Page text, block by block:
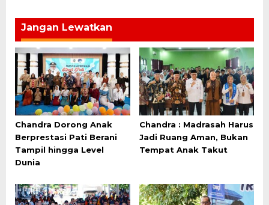
Jangan Lewatkan
Chandra Dorong Anak
Berprestasi Pati Berani
Tampil hingga Level
Dunia
Chandra : Madrasah Harus
Jadi Ruang Aman, Bukan
Tempat Anak Takut